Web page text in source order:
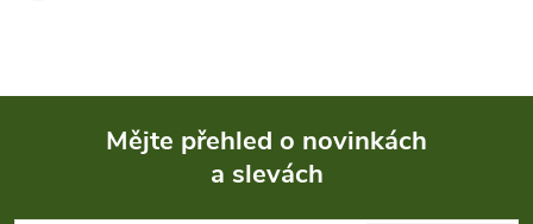
Mějte přehled o novinkách
a slevách